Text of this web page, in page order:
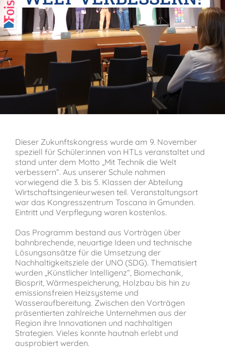
Verein der Freunde
Absolventenverband
Dieser Zukunftskongress wurde am 9. November
speziell für Schüler:innen von HTLs veranstaltet und
stand unter dem Motto „Mit Technik die Welt
verbessern“. Aus unserer Schule nahmen
vorwiegend die 3. bis 5. Klassen der Abteilung
Wirtschaftsingenieurwesen teil. Veranstaltungsort
war das Kongresszentrum Toscana in Gmunden.
Eintritt und Verpflegung waren kostenlos.
Das Programm bestand aus Vorträgen über
bahnbrechende, neuartige Ideen und technische
Lösungsansätze für die Umsetzung der
Nachhaltigkeitsziele der UNO (SDG). Thematisiert
wurden „Künstlicher Intelligenz“, Biomechanik,
Biosprit, Wärmespeicherung, Holzbau bis hin zu
emissionsfreien Heizsysteme und
Wasseraufbereitung. Zwischen den Vorträgen
präsentierten zahlreiche Unternehmen aus der
Region ihre Innovationen und nachhaltigen
Strategien. Vieles konnte hautnah erlebt und
ausprobiert werden.